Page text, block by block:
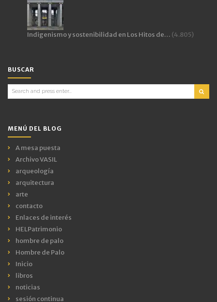
Indigenismo y sostenibilidad en Los Hitos de… (4.805)
BUSCAR
Search
for:
MENÚ DEL BLOG
A mesa puesta
Archivo VASIL
arqueología
arquitectura
arte
contacto
Enlaces de interés
HELPatrimonio
hombre de palo
Hombre de Palo
Inicio
libros
noticias
sesión continua